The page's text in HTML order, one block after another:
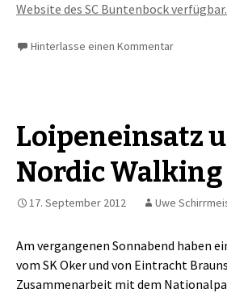
Website des SC Buntenbock verfügbar.
Hinterlasse einen Kommentar
Loipeneinsatz
Nordic Walking
17. September 2012 Uwe
Am vergangenen Sonnabend haben
vom SK Oker und von Eintracht
Zusammenarbeit mit dem